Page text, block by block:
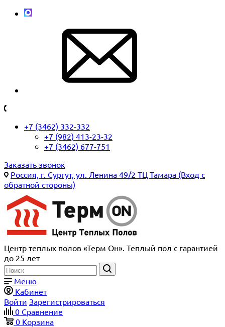
+7 (3462) 332-332
+7 (982) 413-23-32
+7 (3462) 677-751
Заказать звонок
Россия, г. Сургут, ул. Ленина 49/2 ТЦ Тамара (Вход с
обратной стороны)
Центр теплых полов «Терм Он». Теплый пол с гарантией
до 25 лет
Меню
Кабинет
Войти Зарегистрироваться
0 Сравнение
0 Корзина